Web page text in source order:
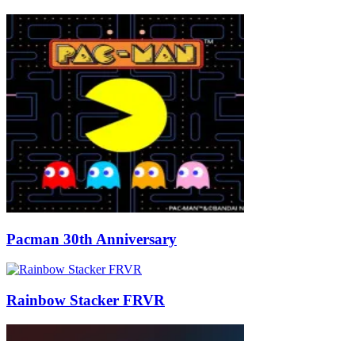
Pacman 30th Anniversary
Rainbow Stacker FRVR